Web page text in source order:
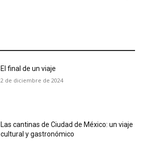
El final de un viaje
2 de diciembre de 2024
Las cantinas de Ciudad de México: un viaje
cultural y gastronómico